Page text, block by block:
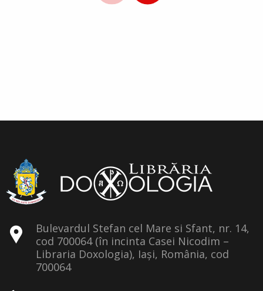
Bulevardul Stefan cel Mare si Sfant, nr. 14,
cod 700064 (în incinta Casei Nicodim –
Libraria Doxologia), Iași, România, cod
700064